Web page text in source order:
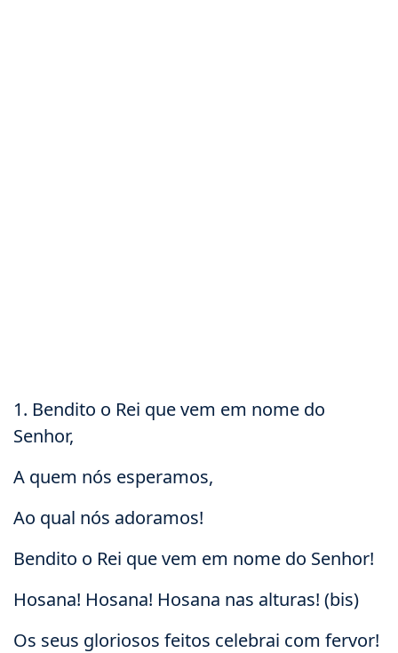
1. Bendito o Rei que vem em nome do
Senhor,
A quem nós esperamos,
Ao qual nós adoramos!
Bendito o Rei que vem em nome do Senhor!
Hosana! Hosana! Hosana nas alturas! (bis)
Os seus gloriosos feitos celebrai com fervor!